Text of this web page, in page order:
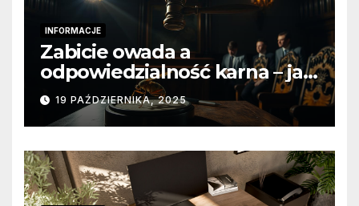
INFORMACJE
Zabicie owada a
odpowiedzialność karna – jak
wygląda to w praktyce?
19 PAŹDZIERNIKA, 2025